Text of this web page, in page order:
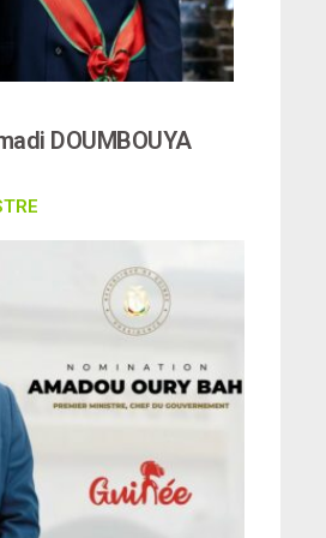
DOUMBOUYA